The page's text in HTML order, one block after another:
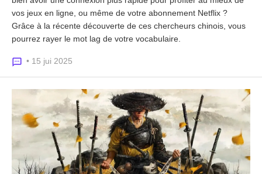
vos jeux en ligne, ou même de votre abonnement Netflix ?
Grâce à la récente découverte de ces chercheurs chinois, vous
pourrez rayer le mot lag de votre vocabulaire.
• 15 jui 2025